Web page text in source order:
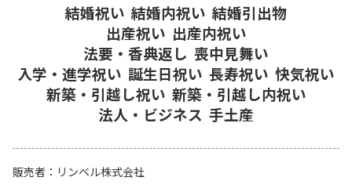
結婚祝い 結婚内祝い 結婚引出物
出産祝い 出産内祝い
法要・香典返し 喪中見舞い
入学・進学祝い 誕生日祝い 長寿祝い 快気祝い
新築・引越し祝い 新築・引越し内祝い
法人・ビジネス 手土産
販売者
リンベル株式会社